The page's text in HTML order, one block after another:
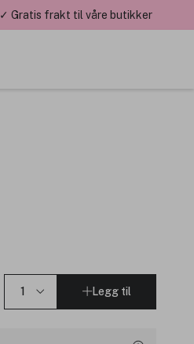
✓ Gratis frakt til våre butikker
Legg til